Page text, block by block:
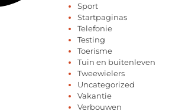
Sport
Startpaginas
Telefonie
Testing
Toerisme
Tuin en buitenleven
Tweewielers
Uncategorized
Vakantie
Verbouwen